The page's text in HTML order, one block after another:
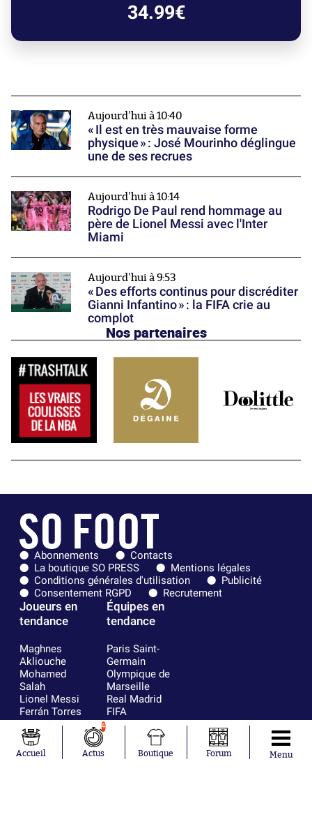
34.99€
Aujourd'hui à 10:40
« Il est en très mauvaise forme
physique » : José Mourinho déglingue
une de ses recrues
Aujourd'hui à 10:14
Rodrigo De Paul rend hommage au
père de Lionel Messi avec l'Inter
Miami
Aujourd'hui à 9:53
« Des efforts continus pour discréditer
Gianni Infantino » : la FIFA crie au
complot
Nos partenaires
Abonnements
Contacts
La boutique SO PRESS
Mentions légales
Conditions générales d'utilisation
Publicité
Consentement RGPD
Recrutement
Joueurs en
tendance
Maghnes
Akliouche
Mohamed
Salah
Lionel Messi
Ferrán Torres
Kilian Corredor
Franco
Mastantuono
Orel Mangala
Équipes en
tendance
Paris Saint-
Germain
Olympique de
Marseille
Real Madrid
FIFA
Olympique
AS Monaco
FC Barcelone
Accueil
4
Actus Boutique Forum Menu